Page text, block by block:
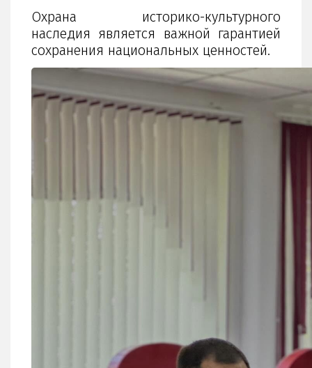
Охрана историко-культурного
наследия является важной гарантией
сохранения национальных ценностей.